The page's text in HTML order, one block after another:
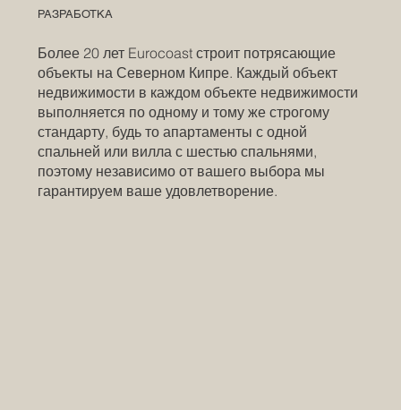
РАЗРАБОТКА
Более 20 лет Eurocoast строит потрясающие
объекты на Северном Кипре. Каждый объект
недвижимости в каждом объекте недвижимости
выполняется по одному и тому же строгому
стандарту, будь то апартаменты с одной
спальней или вилла с шестью спальнями,
поэтому независимо от вашего выбора мы
гарантируем ваше удовлетворение.